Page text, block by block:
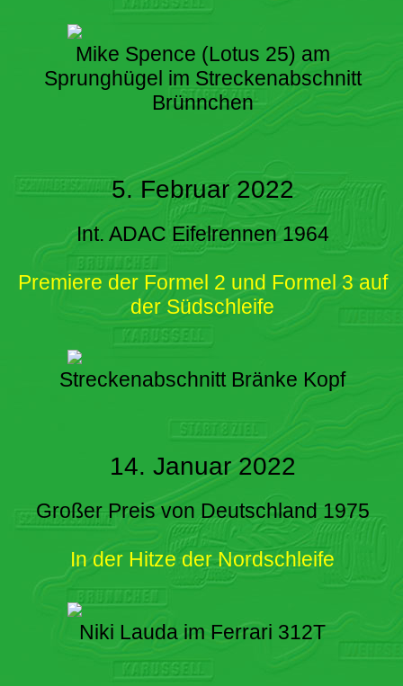
Mike Spence (Lotus 25) am
Sprunghügel im Streckenabschnitt
Brünnchen
5. Februar 2022
Int. ADAC Eifelrennen 1964
Premiere der Formel 2 und Formel 3 auf
der Südschleife
Streckenabschnitt Bränke Kopf
14. Januar 2022
Großer Preis von Deutschland 1975
In der Hitze der Nordschleife
Niki Lauda im Ferrari 312T